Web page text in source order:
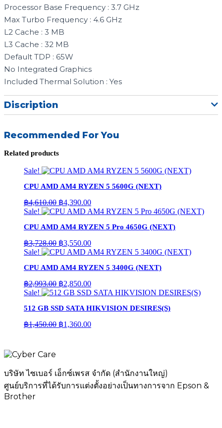
Processor Base Frequency : 3.7 GHz
Max Turbo Frequency : 4.6 GHz
L2 Cache : 3 MB
L3 Cache : 32 MB
Default TDP : 65W
No Integrated Graphics
Included Thermal Solution : Yes
Discription
Recommended For You
Related products
Sale!
CPU AMD AM4 RYZEN 5 5600G (NEXT)
฿4,610.00 Original
price
฿4,610.00.
฿4,390.00Current
price
฿4,390.00.
Sale!
CPU AMD AM4 RYZEN 5 Pro 4650G (NEXT)
฿3,728.00 Original
price
฿3,728.00.
฿3,550.00Current
price
฿3,550.00.
Sale!
CPU AMD AM4 RYZEN 5 3400G (NEXT)
฿2,993.00 Original
price
฿2,993.00.
฿2,850.00Current
price
฿2,850.00.
Sale!
512 GB SSD SATA HIKVISION DESIRES(S)
฿1,450.00 Original
฿1,360.00Current
บริษัท ไซเบอร์ เอ็กซ์เพรส จำกัด (สำนักงานใหญ่)
ศูนย์บริการที่ได้รับการแต่งตั้งอย่างเป็นทางการจาก Epson &
Brother